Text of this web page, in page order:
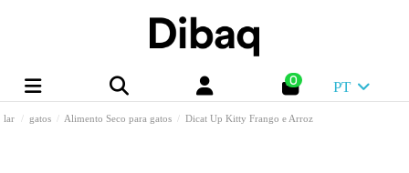
0 PT
lar gatos Alimento Seco para gatos Dicat Up Kitty Frango e Arroz